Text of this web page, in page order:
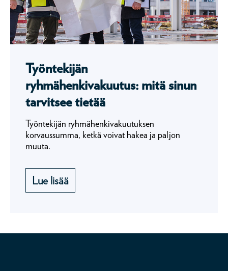
Työntekijän
ryhmähenkivakuutus: mitä sinun
tarvitsee tietää
Työntekijän ryhmähenkivakuutuksen
korvaussumma, ketkä voivat hakea ja paljon
muuta.
Lue lisää